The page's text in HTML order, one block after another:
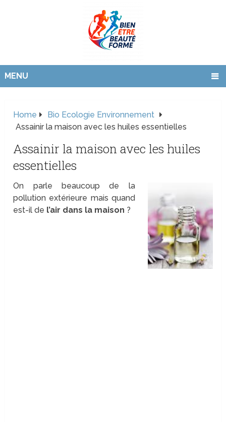
MENU
Home
Bio Ecologie Environnement
Assainir la maison avec les huiles essentielles
Assainir la maison avec les huiles
essentielles
On parle beaucoup de la
pollution extérieure mais quand
est-il de l’air dans la maison ?